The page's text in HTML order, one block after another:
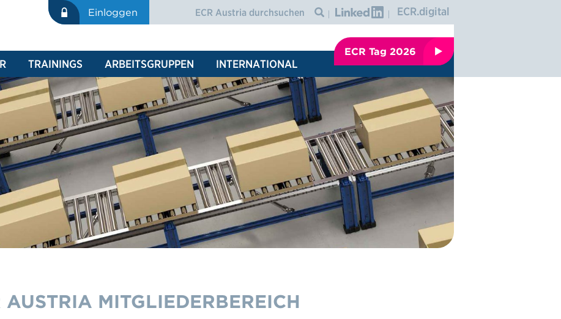
Einloggen
SUCHFORMULAR
Icon: search
Graphic: linkedinECR.digital
ECR Tag 2026
TRAININGS ARBEITSGRUPPEN INTERNATIONAL
MITGLIEDERBEREICH